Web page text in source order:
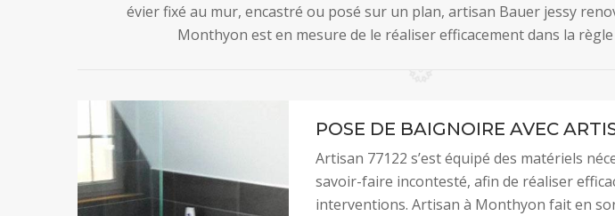
évier fixé au mur, encastré ou posé sur un plan, artisan Bauer jessy
Monthyon est en mesure de le réaliser efficacement dans la règle
POSE DE BAIGNOIRE AVEC
Artisan 77122 s’est équipé des matériels
savoir-faire incontesté, afin de réaliser
interventions. Artisan à Monthyon fait en